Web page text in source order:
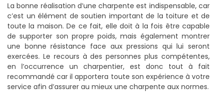
La bonne réalisation d’une charpente est indispensable, car
c’est un élément de soutien important de la toiture et de
toute la maison. De ce fait, elle doit à la fois être capable
de supporter son propre poids, mais également montrer
une bonne résistance face aux pressions qui lui seront
exercées. Le recours à des personnes plus compétentes,
en l’occurrence un charpentier, est donc tout à fait
recommandé car il apportera toute son expérience à votre
service afin d’assurer au mieux une charpente aux normes.